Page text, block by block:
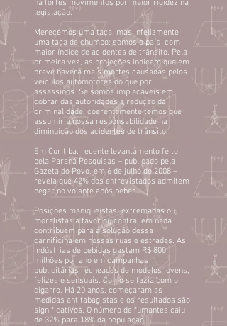
há fortes movimentos por maior rigidez na
legislação.
Merecemos uma taça, mas infelizmente
uma taça de chumbo: somos o país com
maior índice de acidentes de trânsito. Pela
primeira vez, as projeções indicam que em
breve haverá mais mortes causadas pelos
veículos automotores do que por
assassinos. Se somos implacáveis em
cobrar das autoridades a redução da
criminalidade, coerentemente temos que
assumir a nossa responsabilidade na
diminuição dos acidentes de trânsito.
Em Curitiba, recente levantamento feito
pela Paraná Pesquisas – publicado pela
Gazeta do Povo, em 6 de julho de 2008 –
revela que 42% dos entrevistados admitem
pegar no volante após beber.
Posições maniqueístas, extremadas ou
moralistas a favor ou contra, em nada
contribuem para a solução dessa
carnificina em nossas ruas e estradas. As
indústrias de bebidas gastam R$ 800
milhões por ano em campanhas
publicitárias recheadas de modelos jovens,
felizes e sensuais. Como se fazia com o
cigarro. Há 20 anos, começaram as
medidas antitabagistas e os resultados são
significativos. O número de fumantes caiu
de 32% para 18% da população.